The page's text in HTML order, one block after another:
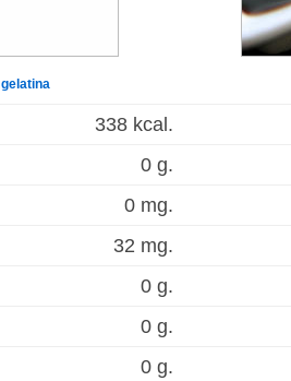
gelatina
338 kcal.
0 g.
0 mg.
32 mg.
0 g.
0 g.
0 g.